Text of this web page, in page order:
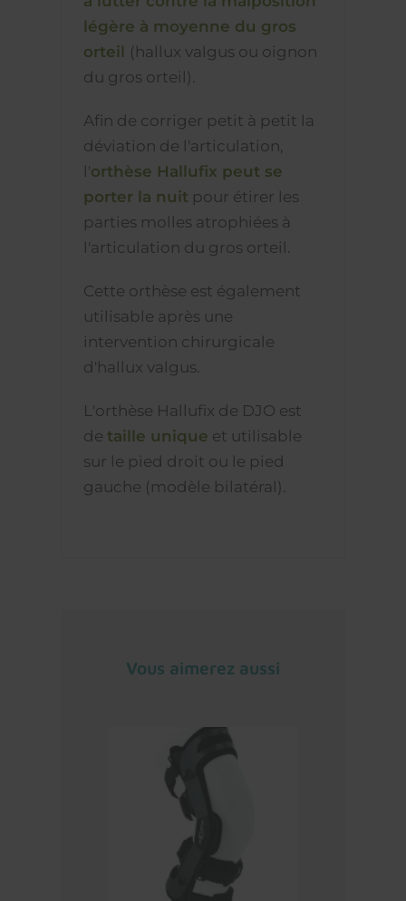
légère à moyenne du gros
orteil (hallux valgus ou oignon
du gros orteil).
Afin de corriger petit à petit la
déviation de l'articulation,
l'orthèse Hallufix peut se
porter la nuit pour étirer les
parties molles atrophiées à
l'articulation du gros orteil.
Cette orthèse est également
utilisable après une
intervention chirurgicale
d'hallux valgus.
L'orthèse Hallufix de DJO est
de taille unique et utilisable
sur le pied droit ou le pied
gauche (modèle bilatéral).
Vous aimerez aussi